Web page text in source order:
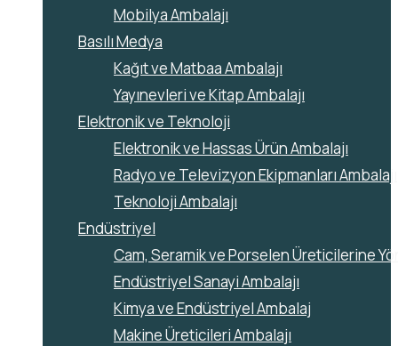
Mobilya Ambalajı
Basılı Medya
Kağıt ve Matbaa Ambalajı
Yayınevleri ve Kitap Ambalajı
Elektronik ve Teknoloji
Elektronik ve Hassas Ürün Ambalajı
Radyo ve Televizyon Ekipmanları Ambalajı
Teknoloji Ambalajı
Endüstriyel
Cam, Seramik ve Porselen Üreticilerine
Endüstriyel Sanayi Ambalajı
Kimya ve Endüstriyel Ambalaj
Makine Üreticileri Ambalajı